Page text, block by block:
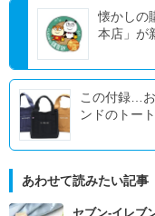
懐かしの
本店」が
この付録…
ンドのトー
あわせて読みたい記事
セブン‐イレブ